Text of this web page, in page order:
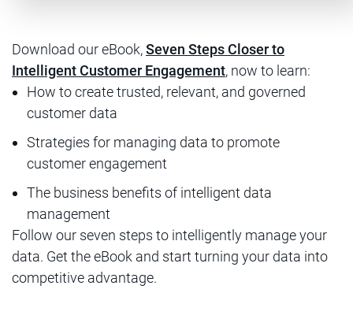
Download our eBook,Seven Steps Closer to
Intelligent Customer Engagement, now to learn:
How to create trusted, relevant, and governed
customer data
Strategies for managing data to promote
customer engagement
The business benefits of intelligent data
management
Follow our seven steps to intelligently manage your
data. Get the eBook and start turning your data into
competitive advantage.